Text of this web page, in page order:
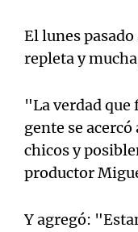
El lunes
repleta y
"La verdad que
gente se
chicos y
productor
Y agregó: